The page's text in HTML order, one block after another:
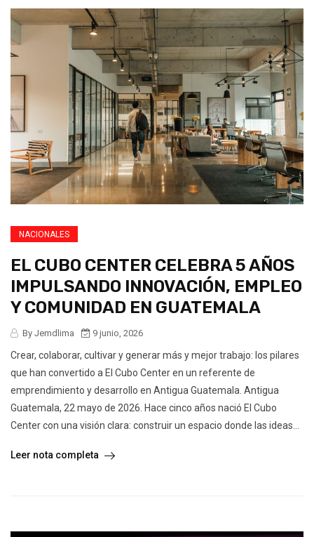
NACIONALES
EL CUBO CENTER CELEBRA 5 AÑOS
IMPULSANDO INNOVACIÓN, EMPLEO
Y COMUNIDAD EN GUATEMALA
By Jemdlima 9 junio, 2026
Crear, colaborar, cultivar y generar más y mejor trabajo: los pilares
que han convertido a El Cubo Center en un referente de
emprendimiento y desarrollo en Antigua Guatemala. Antigua
Guatemala, 22 mayo de 2026. Hace cinco años nació El Cubo
Center con una visión clara: construir un espacio donde las ideas...
Leer nota completa